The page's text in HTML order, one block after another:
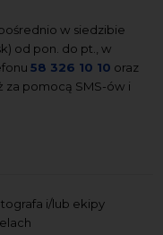
w siedzibie
od pon. do pt., w
58 326 10 10 oraz
pomocą SMS-ów i
i/lub ekipy